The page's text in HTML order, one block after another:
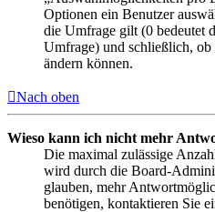
Optionen ein Benutzer
die Umfrage gilt (0 bedeutet
Umfrage) und schließlich,
ändern können.
Nach oben
Wieso kann ich nicht mehr
Die maximal zulässige
wird durch die Board-
glauben, mehr
benötigen, kontaktieren Sie